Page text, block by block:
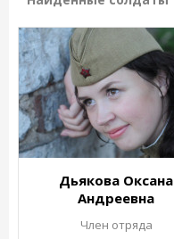
Дьякова Оксана
Андреевна
Член отряда